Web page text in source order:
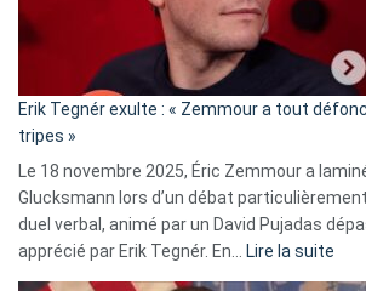
«
»
Erik Tegnér exulte : « Zemmour a tout
tripes »
Le 18 novembre 2025, Éric Zemmour a
Glucksmann lors d’un débat
duel verbal, animé par un David Pujadas
apprécié par Erik Tegnér. En… Lire la suite
Erik